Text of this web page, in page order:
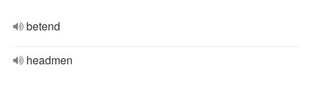
betend
headmen